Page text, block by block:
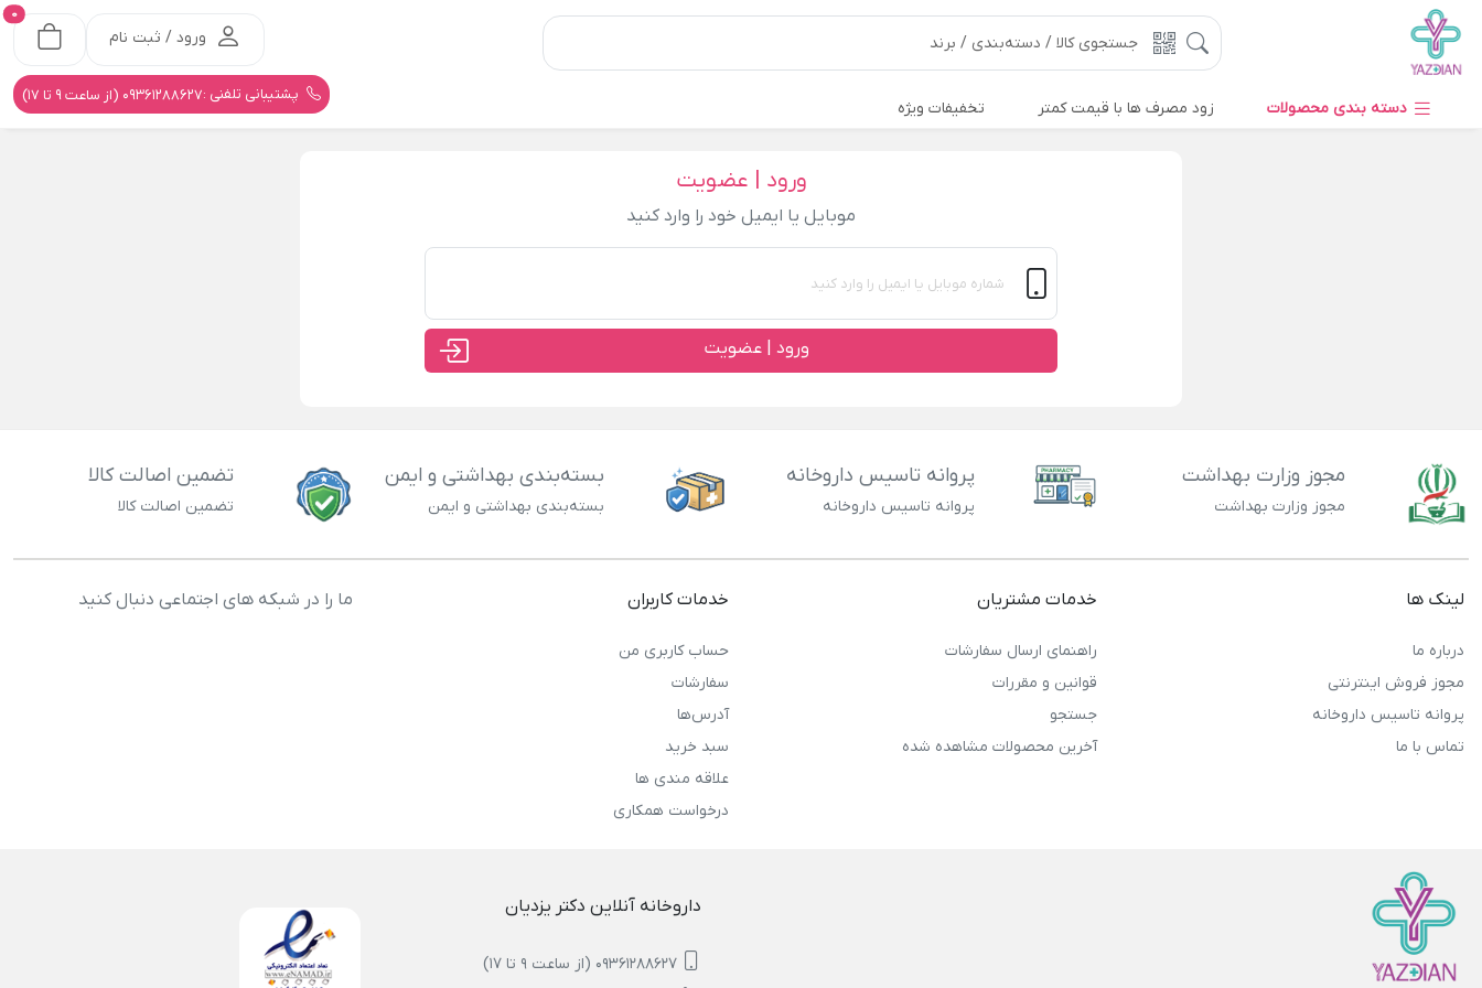
ورود / ثبت نام
0
پشتیبانی تلفنی :09361288627 (از ساعت 9 تا 17)
دسته بندی محصولات زود مصرف ها با قیمت کمتر تخفیفات ویژه
ورود | عضویت
موبایل یا ایمیل خود را وارد کنید
ورود | عضویت
مجوز وزارت بهداشت
مجوز وزارت بهداشت
پروانه تاسیس داروخانه
پروانه تاسیس داروخانه
بسته‌بندی بهداشتی و ایمن
بسته‌بندی بهداشتی و ایمن
تضمین اصالت کالا
تضمین اصالت کالا
لینک ها
درباره ما
مجوز فروش اینترنتی
پروانه تاسیس داروخانه
تماس با ما
خدمات مشتریان
راهنمای ارسال سفارشات
قوانین و مقررات
جستجو
آخرین محصولات مشاهده شده
خدمات کاربران
حساب کاربری من
سفارشات
آدرس‌ها
سبد خرید
علاقه مندی ها
درخواست همکاری
ما را در شبکه های اجتماعی دنبال کنید
داروخانه آنلاین دکتر یزدیان
09361288627 (از ساعت 9 تا 17)